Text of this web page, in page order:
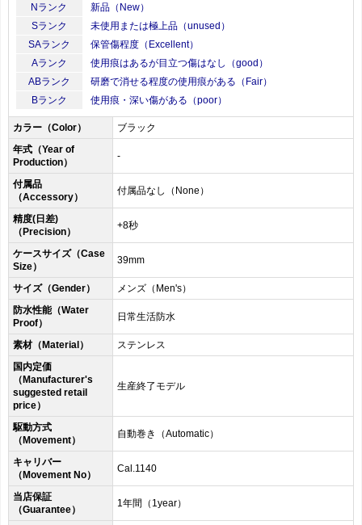
Nランク
新品（New）
Sランク
未使用または極上品（unused）
SAランク
保管傷程度（Excellent）
Aランク
使用痕はあるが目立つ傷はなし（good）
ABランク
研磨で消せる程度の使用痕がある（Fair）
Bランク
使用痕・深い傷がある（poor）
カラー（Color）
ブラック
年式（Year of
Production）
-
付属品
（Accessory）
付属品なし（None）
精度(日差)
（Precision）
+8秒
ケースサイズ（Case
Size）
39mm
サイズ（Gender）
メンズ（Men's）
防水性能（Water
Proof）
日常生活防水
素材（Material）
ステンレス
国内定価
（Manufacturer's
suggested retail
price）
生産終了モデル
駆動方式
（Movement）
自動巻き（Automatic）
キャリバー
（Movement No）
Cal.1140
当店保証
（Guarantee）
1年間（1year）